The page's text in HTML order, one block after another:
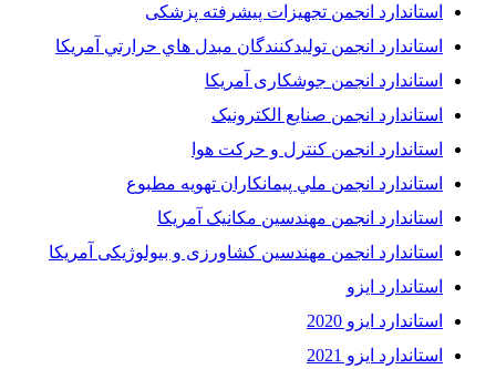
استاندارد انجمن تجهیزات پیشرفته پزشکی
استاندارد انجمن توليدکنندگان مبدل هاي حرارتي آمريکا
استاندارد انجمن جوشکاری آمریکا
استاندارد انجمن صنايع الکترونيک
استاندارد انجمن کنترل و حرکت هوا
استاندارد انجمن ملي پيمانکاران تهويه مطبوع
استاندارد انجمن مهندسين مکانيک آمريکا
استاندارد انجمن مهندسین کشاورزی و بیولوژیکی آمریکا
استاندارد ایزو
استاندارد ایزو 2020
استاندارد ایزو 2021